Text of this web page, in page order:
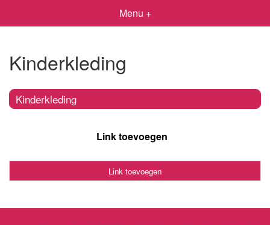
Menu +
Kinderkleding
Kinderkleding
Link toevoegen
Link toevoegen